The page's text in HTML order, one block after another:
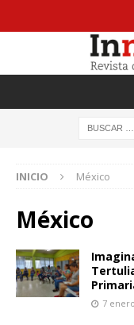
INICIO México
México
7